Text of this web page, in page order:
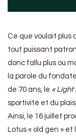
Ce que voulait plus
tout puissant
donc fallu plus ou
la parole du
de 70 ans, le « Light
sportivité et du
Ainsi, le 16 juillet
Lotus « old gen »